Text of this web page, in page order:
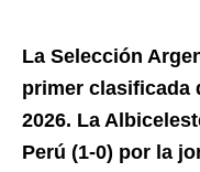
La Selección
primer clasificada
2026. La
Perú (1-0) por la